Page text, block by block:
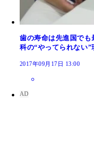
歯の寿命は先進国で
科の“やってられない
2017年09月17日 13:00